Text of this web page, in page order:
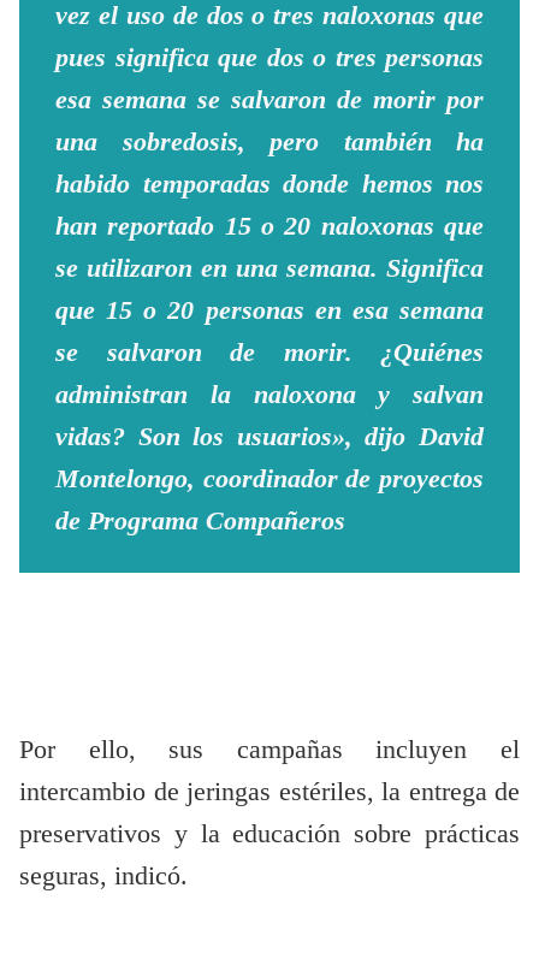
vez el uso de dos o tres naloxonas que
pues significa que dos o tres personas
esa semana se salvaron de morir por
una sobredosis, pero también ha
habido temporadas donde hemos nos
han reportado 15 o 20 naloxonas que
se utilizaron en una semana. Significa
que 15 o 20 personas en esa semana
se salvaron de morir. ¿Quiénes
administran la naloxona y salvan
vidas? Son los usuarios», dijo David
Montelongo, coordinador de proyectos
de Programa Compañeros
Por ello, sus campañas incluyen el
intercambio de jeringas estériles, la entrega de
preservativos y la educación sobre prácticas
seguras, indicó.